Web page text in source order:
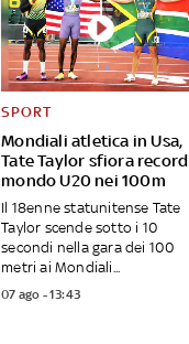
Mondiali atletica in Usa,
Tate Taylor sfiora record
mondo U20 nei 100m
SPORT
Il 18enne statunitense Tate
Taylor scende sotto i 10
secondi nella gara dei 100
metri ai Mondiali...
07 ago - 13:43